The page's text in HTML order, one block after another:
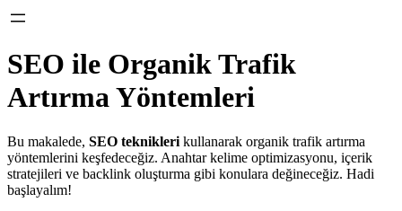
SEO ile Organik Trafik
Artırma Yöntemleri
Bu makalede, SEO teknikleri kullanarak organik trafik artırma
yöntemlerini keşfedeceğiz. Anahtar kelime optimizasyonu, içerik
stratejileri ve backlink oluşturma gibi konulara değineceğiz. Hadi
başlayalım!